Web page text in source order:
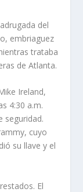
del
embriaguez
trataba
de Atlanta.
Ireland,
4:30 a.m.
seguridad.
cuyo
su llave y el
El